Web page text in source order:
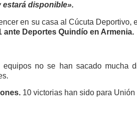
estará disponible».
en su casa al Cúcuta
ante Deportes Quindío en Armenia.
no se han sacado mucha
10 victorias han sido para